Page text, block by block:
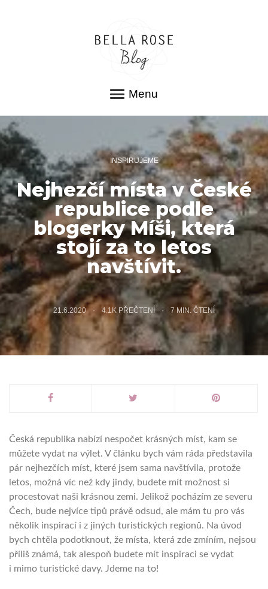
Menu
INSPIRUJEME
Nejhezčí místa v České
republice podle
blogerky Míši, která
stojí za to letos
navštívit.
21.6.2020 4.1K PŘEČTENÍ 7 MIN. ČTENÍ
Česká republika nabízí nespočet krásných míst, kam se
můžete vydat na výlet. V článku bych vám ráda představila
pár nejhezčích míst, které jsem sama navštívila, protože
letos, možná víc než kdy jindy, budete mít možnost si
procestovat naši krásnou zemi. Jelikož pocházím ze severu
Čech, bude nejvíce tipů právě odsud, ale mám tu pro vás
několik inspirací i z jiných turistických regionů. Na úvod
bych chtěla podotknout, že místa, která zde zmíním, nejsou
příliš známá, tak alespoň budete mít inspiraci se vydat
i mimo turistické davy. Jdeme na to!